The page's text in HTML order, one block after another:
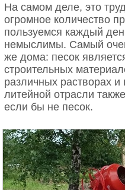
На самом деле, это
огромное количество
пользуемся каждый
немыслимы. Самый
же дома: песок
строительных
различных растворах и
литейной отрасли
если бы не песок.